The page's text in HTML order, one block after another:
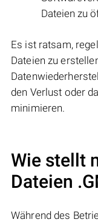
Dateien zu
Es ist ratsam,
Dateien zu
den Verlust oder
minimieren.
Wie stellt
Dateien
Während des